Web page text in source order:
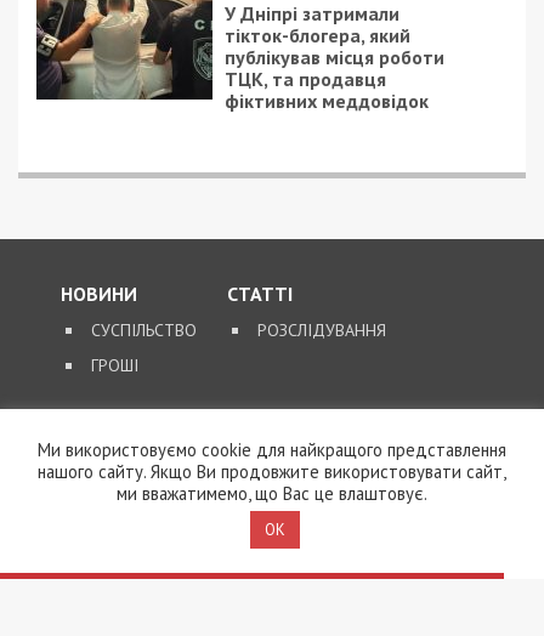
У Дніпрі затримали
тікток-блогера, який
публікував місця роботи
ТЦК, та продавця
фіктивних меддовідок
НОВИНИ
СУСПІЛЬСТВО
ГРОШІ
СТАТТІ
РОЗСЛІДУВАННЯ
КОНТАКТИ
Ми використовуємо cookie для найкращого представлення
нашого сайту. Якщо Ви продовжите використовувати сайт,
ми вважатимемо, що Вас це влаштовує.
OK